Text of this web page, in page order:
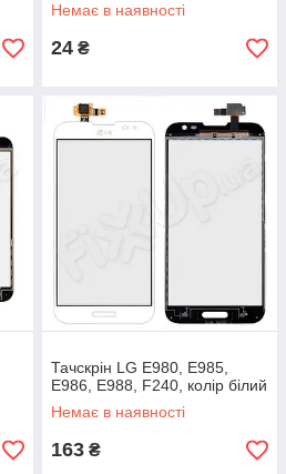
Немає в наявності
24 ₴
Тачскрін LG E980, E985,
E986, E988, F240, колір білий
Немає в наявності
163 ₴